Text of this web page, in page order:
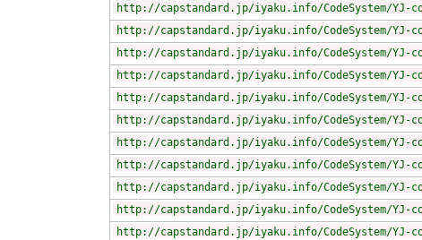
http://capstandard.jp/iyaku.info/CodeSystem/YJ-
http://capstandard.jp/iyaku.info/CodeSystem/YJ-
http://capstandard.jp/iyaku.info/CodeSystem/YJ-
http://capstandard.jp/iyaku.info/CodeSystem/YJ-
http://capstandard.jp/iyaku.info/CodeSystem/YJ-
http://capstandard.jp/iyaku.info/CodeSystem/YJ-
http://capstandard.jp/iyaku.info/CodeSystem/YJ-
http://capstandard.jp/iyaku.info/CodeSystem/YJ-
http://capstandard.jp/iyaku.info/CodeSystem/YJ-
http://capstandard.jp/iyaku.info/CodeSystem/YJ-
http://capstandard.jp/iyaku.info/CodeSystem/YJ-